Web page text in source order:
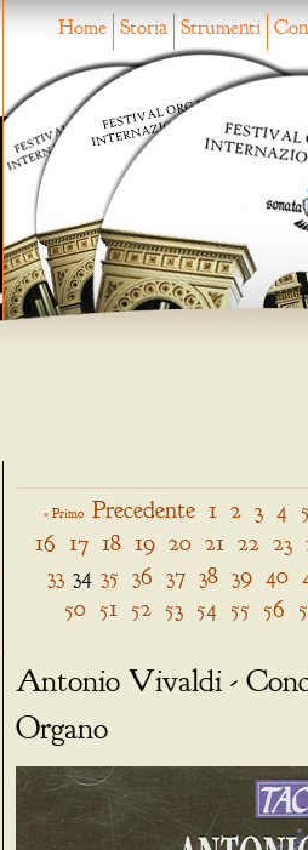
Home Storia Strumenti
« Primo Precedente 1 2 3 4 5
16 17 18 19 20 21 22 23
33 34 35 36 37 38 39 40
50 51 52 53 54 55 56
Antonio Vivaldi -
Organo